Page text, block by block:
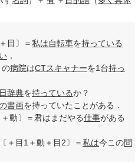
目〕＝私は自転車を持っている
．
の病院はCTスキャナーを1台持っ
辞典を持っているか？
書画を持っていたことがある．
動〕＝君はまだやる仕事がある
＋目1＋動＋目2〕＝私は今この問